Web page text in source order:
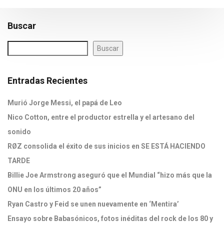
Buscar
Buscar
Entradas Recientes
Murió Jorge Messi, el papá de Leo
Nico Cotton, entre el productor estrella y el artesano del
sonido
RØZ consolida el éxito de sus inicios en SE ESTÁ HACIENDO
TARDE
Billie Joe Armstrong aseguró que el Mundial “hizo más que la
ONU en los últimos 20 años”
Ryan Castro y Feid se unen nuevamente en ‘Mentira’
Ensayo sobre Babasónicos, fotos inéditas del rock de los 80 y